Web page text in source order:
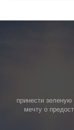
принести
мечту о